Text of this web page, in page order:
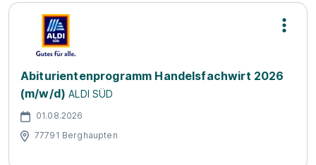
Abiturientenprogramm Handelsfachwirt 2026
(m/w/d) ALDI SÜD
01.08.2026
77791 Berghaupten